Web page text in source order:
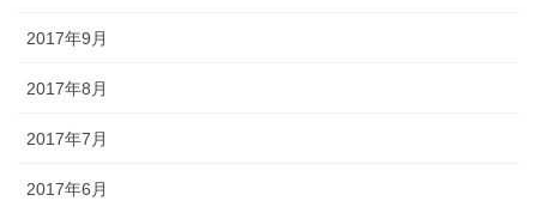
2017年9月
2017年8月
2017年7月
2017年6月